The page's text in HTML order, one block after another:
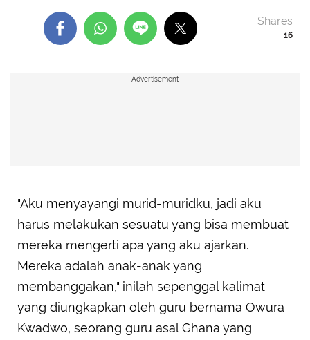
16
Shares
Advertisement
"Aku menyayangi murid-muridku, jadi aku
harus melakukan sesuatu yang bisa membuat
mereka mengerti apa yang aku ajarkan.
Mereka adalah anak-anak yang
membanggakan," inilah sepenggal kalimat
yang diungkapkan oleh guru bernama Owura
Kwadwo, seorang guru asal Ghana yang